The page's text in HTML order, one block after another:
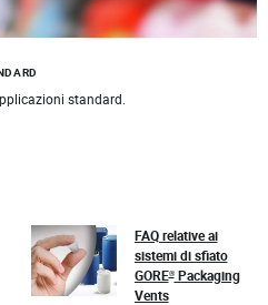
standard.
FAQ relative ai
sistemi di sfiato
GORE®Packaging
Vents